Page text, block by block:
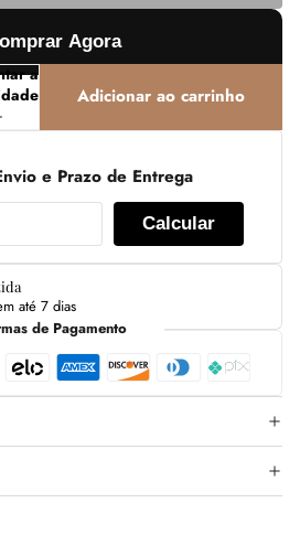
Agora
a
Adicionar ao carrinho
e Prazo de Entrega
Calcular
até 7 dias
de Pagamento